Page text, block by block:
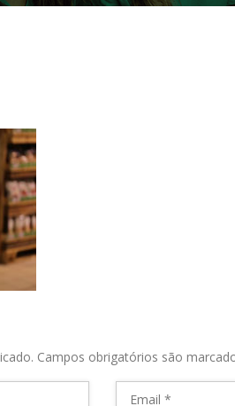
Campos obrigatórios são